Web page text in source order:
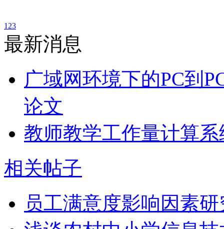
1 23
最新消息
广域网环境下的PC到
论文
教师教学工作量计算
相关帖子
员工满意度影响因素